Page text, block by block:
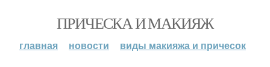
ПРИЧЕСКА И МАКИЯЖ
главная новости
виды макияжа и причесок